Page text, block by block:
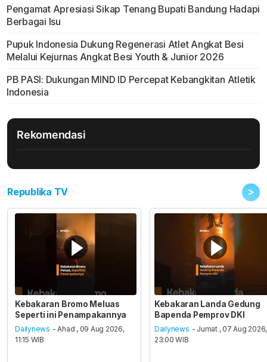
Pengamat Apresiasi Sikap Tenang Bupati Bandung Hadapi
Berbagai Isu
Pupuk Indonesia Dukung Regenerasi Atlet Angkat Besi
Melalui Kejurnas Angkat Besi Youth & Junior 2026
PB PASI: Dukungan MIND ID Percepat Kebangkitan Atletik
Indonesia
Rekomendasi
Republika TV >
Kebakaran Bromo Meluas
Seperti ini Penampakannya
Dailynews - Ahad , 09 Aug 2026,
11:15 WIB
Kebakaran Landa Gedung
Bapenda Pemprov DKI
Dailynews - Jumat , 07 Aug 2026,
23:00 WIB